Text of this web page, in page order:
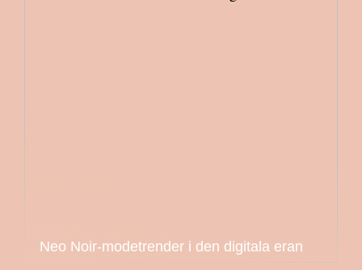
Neo Noir-modetrender i den digitala eran